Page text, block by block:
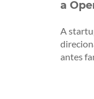
a
A
antes